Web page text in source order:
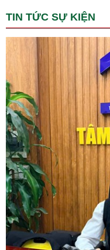
TIN TỨC SỰ KIỆN